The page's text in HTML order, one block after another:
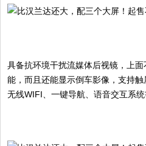
具备抗环境干扰流媒体后视镜，上
能，而且还能显示倒车影像，支持
无线WIFI、一键导航、语音交互系统